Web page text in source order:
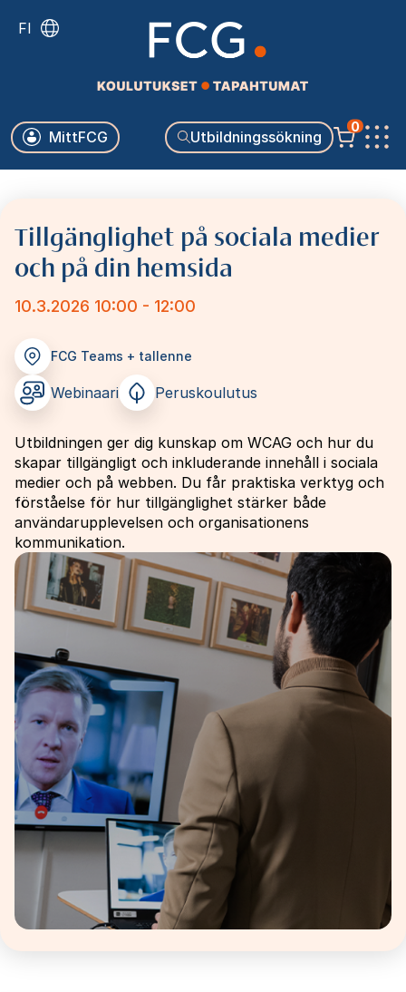
FI
Utbildningssökning
Käyttäjävalikko
MittFCG
0
Tillgänglighet på sociala medier
och på din hemsida
10.3.2026 10:00 - 12:00
FCG Teams + tallenne
Webinaari Peruskoulutus
Utbildningen ger dig kunskap om WCAG och hur du
skapar tillgängligt och inkluderande innehåll i sociala
medier och på webben. Du får praktiska verktyg och
förståelse för hur tillgänglighet stärker både
användarupplevelsen och organisationens
kommunikation.
Bild